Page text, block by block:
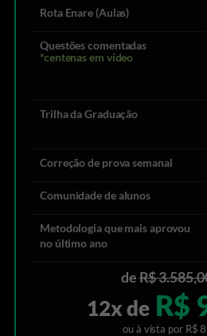
Rota Enare (Aulas)
Questões comentadas
*centenas em vídeo
Trilha da Graduação
Correção de prova semanal
Comunidade de alunos
Metodologia que mais aprovou
no último ano
deR$
12x de R$
ou à vista por R$